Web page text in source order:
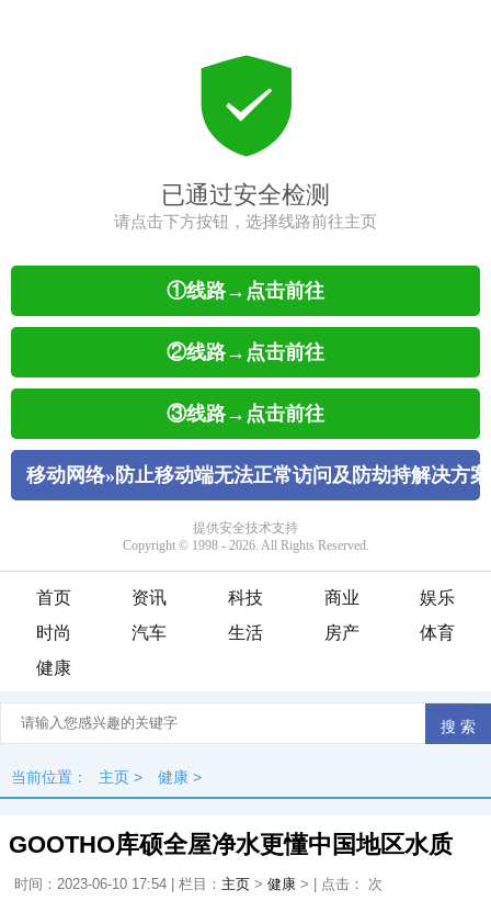
首页 资讯 科技 商业
娱乐
时尚
汽车 生活 房产
体育
健康
当前位置： 主页 > 健康 >
GOOTHO库硕全屋净水更懂中国地区水质
时间：2023-06-10 17:54 | 栏目： 主页 > 健康 > | 点击： 次